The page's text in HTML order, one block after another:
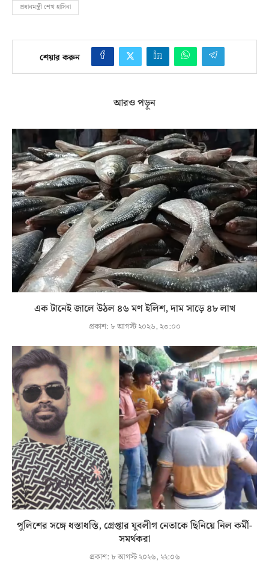
প্রধানমন্ত্রী শেখ হাসিনা
শেয়ার করুন
আরও পড়ুন
এক টানেই জালে উঠল ৪৬ মণ ইলিশ, দাম সাড়ে ৪৮ লাখ
প্রকাশ: ৮ আগস্ট ২০২৬, ২৩:০০
পুলিশের সঙ্গে ধস্তাধস্তি, গ্রেপ্তার যুবলীগ নেতাকে ছিনিয়ে নিল কর্মী-
সমর্থকরা
প্রকাশ: ৮ আগস্ট ২০২৬, ২২:০৬